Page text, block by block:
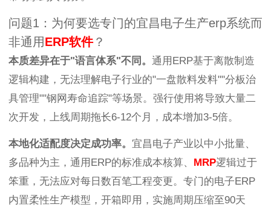
问题1：为何要选专门的宜昌电子生产erp系统而
非通用ERP软件？
本质差异在于"语言体系"不同。 通用ERP基于离散制造
逻辑构建，无法理解电子行业的"一盘散料发料""分板治
具管理""钢网寿命追踪"等场景。强行使用将导致大量二
次开发，上线周期拖长6-12个月，成本增加3-5倍。
本地化适配度决定成功率。 宜昌电子产业以中小批量、
多品种为主，通用ERP的标准成本核算、 MRP逻辑过于
笨重，无法应对每日数百笔工程变更。专门的电子ERP
内置柔性生产模型，开箱即用，实施周期压缩至90天